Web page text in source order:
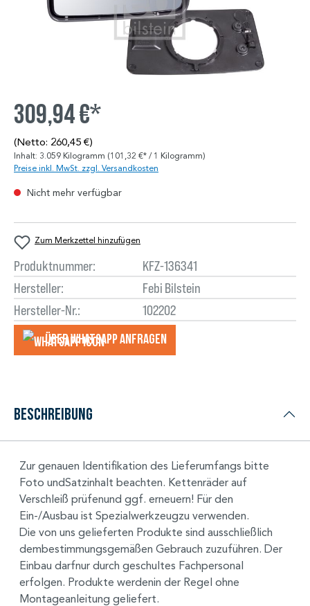
309,94 €*
(Netto: 260,45 €)
Inhalt: 3.059 Kilogramm (101,32 €* / 1 Kilogramm)
Preise inkl. MwSt. zzgl. Versandkosten
Nicht mehr verfügbar
Zum Merkzettel hinzufügen
Produktnummer:
KFZ-136341
Hersteller:
Febi Bilstein
Hersteller-Nr.:
102202
Über WhatsApp anfragеn
Beschreibung
Zur genauen Identifikation des Lieferumfangs bitte
Foto undSatzinhalt beachten. Kettenräder auf
Verschleiß prüfenund ggf. erneuern! Für den
Ein-/Ausbau ist Spezialwerkzeugzu verwenden.
Die von uns gelieferten Produkte sind ausschließlich
dembestimmungsgemäßen Gebrauch zuzuführen. Der
Einbau darfnur durch geschultes Fachpersonal
erfolgen. Produkte werdenin der Regel ohne
Montageanleitung geliefert.